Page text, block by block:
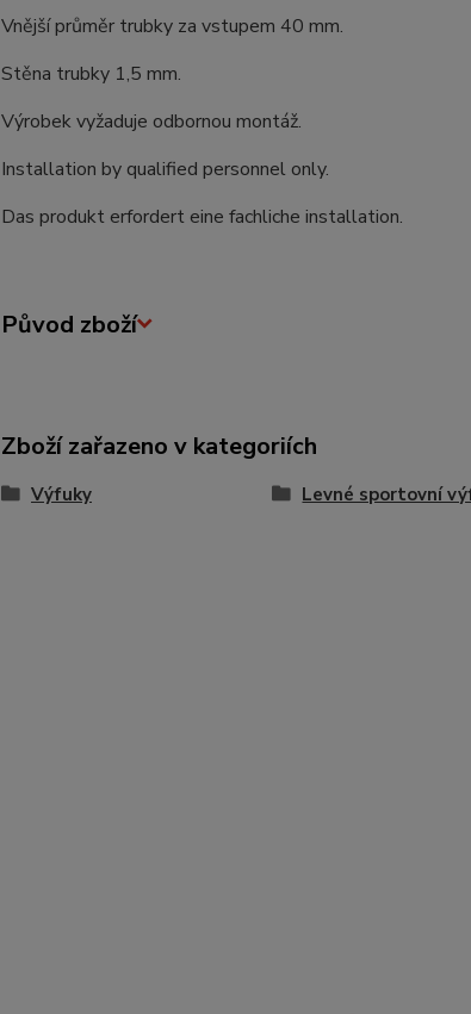
Vnější průměr trubky za vstupem 40 mm.
Stěna trubky 1,5 mm.
Výrobek vyžaduje odbornou montáž.
Installation by qualified personnel only.
Das produkt erfordert eine fachliche installation.
Původ zboží
Zboží zařazeno v kategoriích
Výfuky Levné sportovní